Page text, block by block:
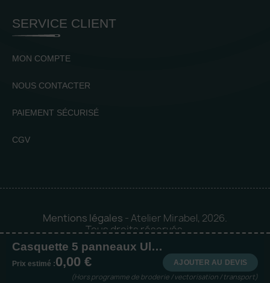
Casquette 5 panneaux Ultimate
Prix estimé :0,00 € AJOUTER AU DEVIS
(Hors programme de broderie / vectorisation / transport)
SERVICE CLIENT
MON COMPTE
NOUS CONTACTER
PAIEMENT SÉCURISÉ
CGV
Mentions légales - Atelier Mirabel, 2026.
Tous droits réservés.
Mise en orbite 🪐 byLogia |
Agence web et communication